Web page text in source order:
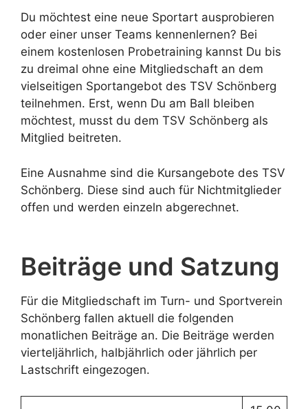
Du möchtest eine neue Sportart ausprobieren
oder einer unser Teams kennenlernen? Bei
einem kostenlosen Probetraining kannst Du bis
zu dreimal ohne eine Mitgliedschaft an dem
vielseitigen Sportangebot des TSV Schönberg
teilnehmen. Erst, wenn Du am Ball bleiben
möchtest, musst du dem TSV Schönberg als
Mitglied beitreten.
Eine Ausnahme sind die Kursangebote des TSV
Schönberg. Diese sind auch für Nichtmitglieder
offen und werden einzeln abgerechnet.
Beiträge und Satzung
Für die Mitgliedschaft im Turn- und Sportverein
Schönberg fallen aktuell die folgenden
monatlichen Beiträge an. Die Beiträge werden
vierteljährlich, halbjährlich oder jährlich per
Lastschrift eingezogen.